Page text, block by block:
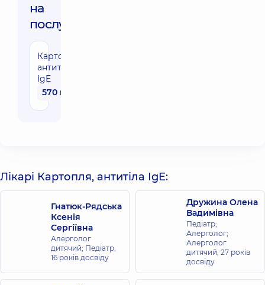
на
послуги:
Картопля,
антитіла
IgE
570 грн
Лікарі Картопля, антитіла IgE:
Гнатюк-Рядська
Ксенія
Сергіївна
Алерголог
дитячий; Педіатр,
16 років досвіду
Дружина Олена
Вадимівна
Педіатр;
Алерголог;
Алерголог
дитячий, 27 років
досвіду